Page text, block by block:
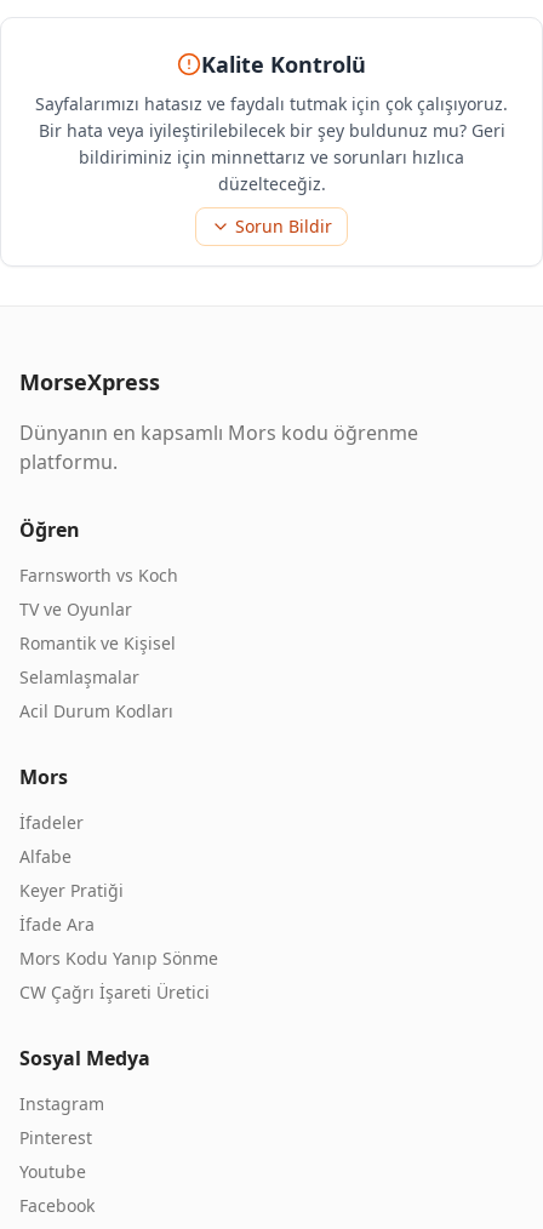
Kalite Kontrolü
Sayfalarımızı hatasız ve faydalı tutmak için çok çalışıyoruz.
Bir hata veya iyileştirilebilecek bir şey buldunuz mu? Geri
bildiriminiz için minnettarız ve sorunları hızlıca
düzelteceğiz.
Sorun Bildir
MorseXpress
Dünyanın en kapsamlı Mors kodu öğrenme
platformu.
Öğren
Farnsworth vs Koch
TV ve Oyunlar
Romantik ve Kişisel
Selamlaşmalar
Acil Durum Kodları
Mors
İfadeler
Alfabe
Keyer Pratiği
İfade Ara
Mors Kodu Yanıp Sönme
CW Çağrı İşareti Üretici
Sosyal Medya
Instagram
Pinterest
Youtube
Facebook